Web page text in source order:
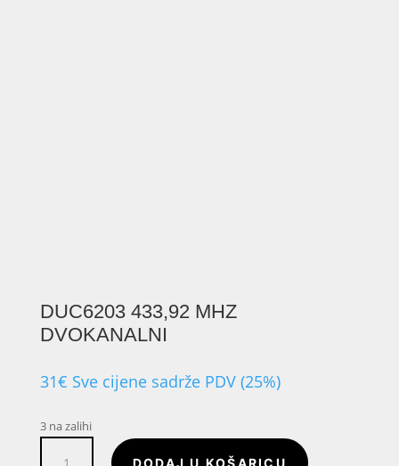
DUC6203 433,92 MHZ
DVOKANALNI
31€ Sve cijene sadrže PDV (25%)
3 na zalihi
DODAJ U KOŠARICU